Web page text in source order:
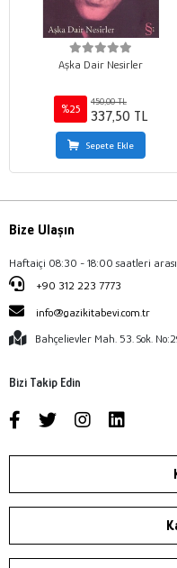
Aşka Dair Nesirler
%25
450,00 TL
337,50 TL
Sepete Ekle
Bize Ulaşın
Haftaiçi 08:30 - 18:00 saatleri
+90 312 223 7773
info@gazikitabevi.com.tr
Bahçelievler Mah. 53. Sok.
Bizi Takip Edin